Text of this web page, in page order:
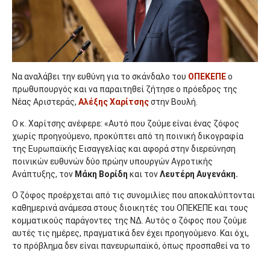
Να αναλάβει την ευθύνη για το σκάνδαλο του ΟΠΕΚΕΠΕο
πρωθυπουργός και να παραιτηθεί ζήτησε ο πρόεδρος της
Νέας Αριστεράς, Αλέξης Χαρίτσηςστην Βουλή.
Ο κ. Χαρίτσης ανέφερε: «Αυτό που ζούμε είναι ένας ζόφος
χωρίς προηγούμενο, προκύπτει από τη ποινική δικογραφία
της Ευρωπαϊκής Εισαγγελίας και αφορά στην διερεύνηση
ποινικών ευθυνών δύο πρώην υπουργών Αγροτικής
Ανάπτυξης, τον Μάκη Βορίδη και τονΛευτέρη Αυγενάκη.
Ο ζόφος προέρχεται από τις συνομιλίες που αποκαλύπτονται
καθημερινά ανάμεσα στους διοικητές του ΟΠΕΚΕΠΕ και τους
κομματικούς παράγοντες της ΝΔ. Αυτός ο ζόφος που ζούμε
αυτές τις ημέρες, πραγματικά δεν έχει προηγούμενο. Και όχι,
το πρόβλημα δεν είναι πανευρωπαϊκό, όπως προσπαθεί να το